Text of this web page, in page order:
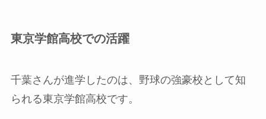
東京学館高校での活躍
千葉さんが進学したのは、野球の強豪校として知
られる東京学館高校です。